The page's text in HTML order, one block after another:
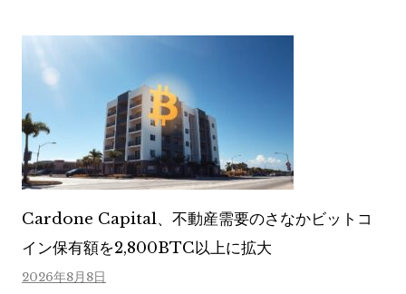
Cardone Capital、不動産需要のさなかビットコ
イン保有額を2,800BTC以上に拡大
2026年8月8日